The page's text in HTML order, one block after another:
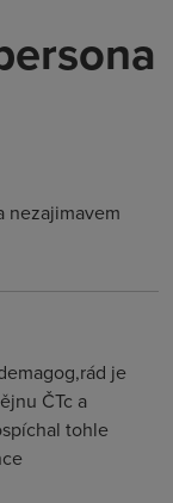
nezajimavem
je
ČTc a
tohle